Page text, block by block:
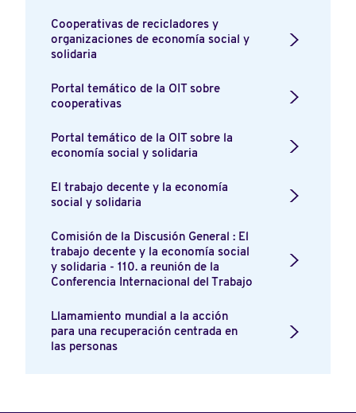
Cooperativas de recicladores y
organizaciones de economía social y
solidaria
Portal temático de la OIT sobre
cooperativas
Portal temático de la OIT sobre la
economía social y solidaria
El trabajo decente y la economía
social y solidaria
Comisión de la Discusión General : El
trabajo decente y la economía social
y solidaria - 110. a reunión de la
Conferencia Internacional del Trabajo
Llamamiento mundial a la acción
para una recuperación centrada en
las personas